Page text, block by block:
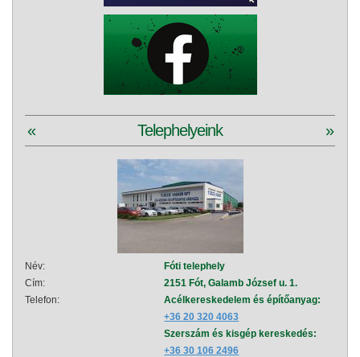
Telephelyeink
« »
Név:
Fóti telephely
Cím:
2151 Fót, Galamb József u. 1.
Telefon:
Acélkereskedelem és építőanyag:
+36 20 320 4063
Szerszám és kisgép kereskedés:
+36 30 106 2496